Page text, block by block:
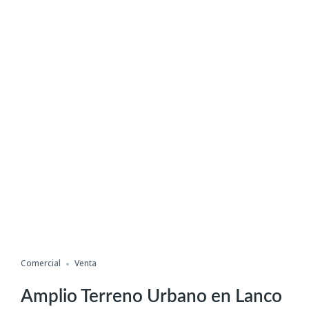
Comercial Venta
Amplio Terreno Urbano en Lanco